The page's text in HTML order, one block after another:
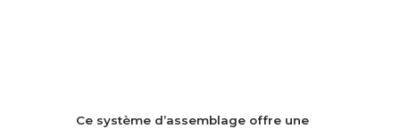
Ce système d’assemblage offre une